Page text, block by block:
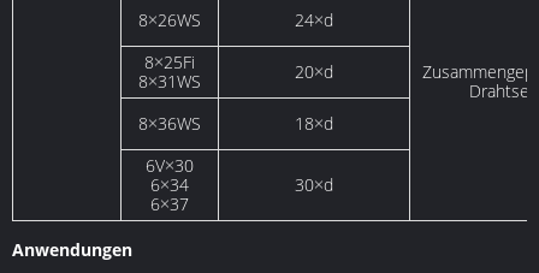
Drahtseil
8×26WS
24×d
8×25Fi
8×31WS
20×d
8×36WS
18×d
6V×30
6×34
6×37
30×d
Anwendungen